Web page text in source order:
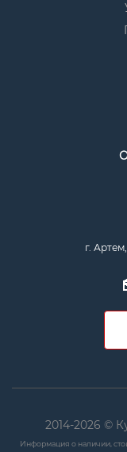
г.
2014-2026 ©
Информация о наличии,